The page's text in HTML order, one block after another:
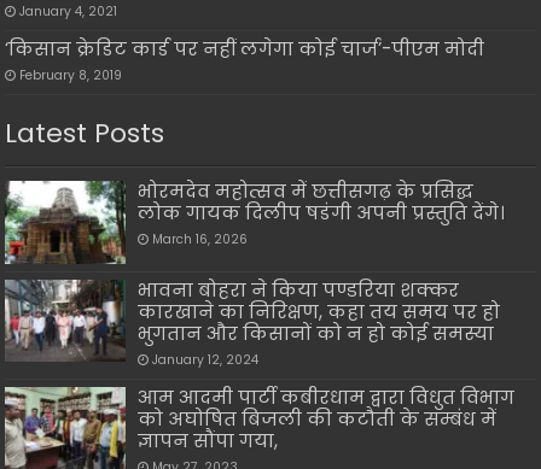
January 4, 2021
‘किसान क्रेडिट कार्ड पर नहीं लगेगा कोई चार्ज’-पीएम मोदी
February 8, 2019
Latest Posts
भोरमदेव महोत्सव में छत्तीसगढ़ के प्रसिद्ध
लोक गायक दिलीप षडंगी अपनी प्रस्तुति देंगे।
March 16, 2026
भावना बोहरा ने किया पण्डरिया शक्कर
कारखाने का निरिक्षण, कहा तय समय पर हो
भुगतान और किसानों को न हो कोई समस्या
January 12, 2024
आम आदमी पार्टी कबीरधाम द्वारा विधुत विभाग
को अघोषित बिजली की कटौती के सम्बंध में
ज्ञापन सौंपा गया,